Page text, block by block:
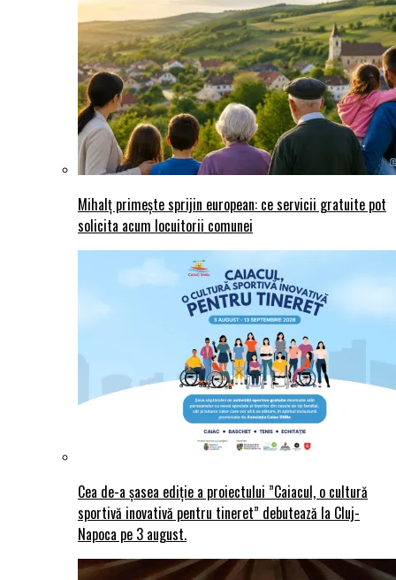
Mihalț primește sprijin european: ce servicii gratuite pot
solicita acum locuitorii comunei
Cea de-a șasea ediție a proiectului ”Caiacul, o cultură
sportivă inovativă pentru tineret” debutează la Cluj-
Napoca pe 3 august.